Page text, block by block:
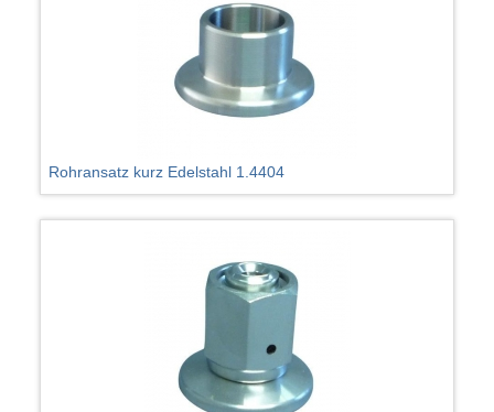
Rohransatz kurz Edelstahl 1.4404